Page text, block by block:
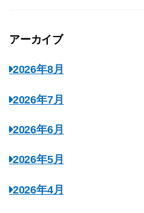
アーカイブ
2026年8月
2026年7月
2026年6月
2026年5月
2026年4月